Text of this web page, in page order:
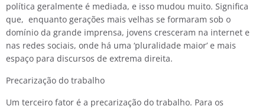
política geralmente é mediada, e isso mudou muito. Significa
que, enquanto gerações mais velhas se formaram sob o
domínio da grande imprensa, jovens cresceram na internet e
nas redes sociais, onde há uma ‘pluralidade maior’ e mais
espaço para discursos de extrema direita.
Precarização do trabalho
Um terceiro fator é a precarização do trabalho. Para os